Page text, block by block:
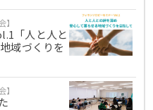
「人と人と
域づくりを